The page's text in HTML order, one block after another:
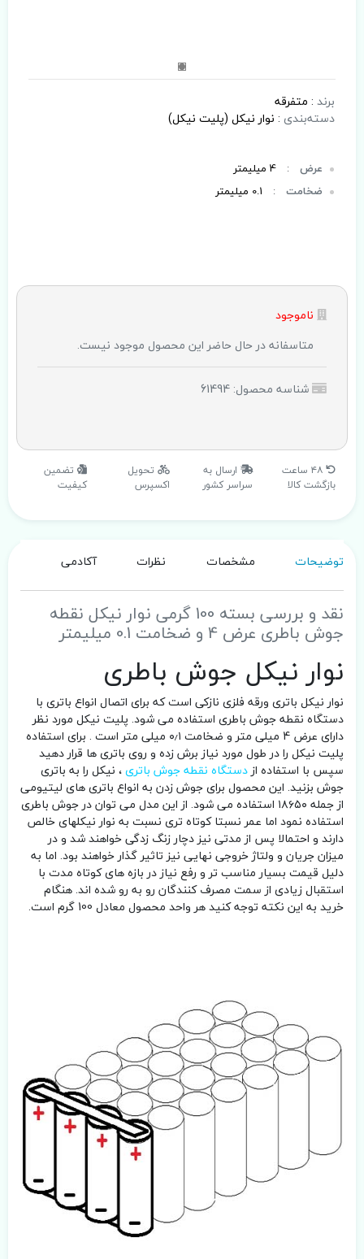
برند : متفرقه
دسته‌بندی : نوار نیکل (پلیت نیکل)
عرض :
4 میلیمتر
ضخامت : 0.1 میلیمتر
ناموجود
متاسفانه در حال حاضر این محصول موجود نیست.
شناسه محصول: 61494
۴۸ ساعت
بازگشت کالا
ارسال به
سراسر کشور
تحویل
اکسپرس
تضمین
کیفیت
توضیحات مشخصات نظرات آکادمی
نقد و بررسی بسته 100 گرمی نوار نیکل نقطه
جوش باطری عرض 4 و ضخامت 0.1 میلیمتر
نوار نیکل جوش باطری
نوار نیکل باتری ورقه فلزی نازکی است که برای اتصال انواع باتری با
دستگاه نقطه جوش باطری استفاده می شود. پلیت نیکل مورد نظر
دارای عرض 4 میلی متر و ضخامت ۰٫۱ میلی متر است . برای استفاده
پلیت نیکل را در طول مورد نیاز برش زده و روی باتری ها قرار دهید
سپس با استفاده از دستگاه نقطه جوش باتری، نیکل را به باتری
جوش بزنید. این محصول برای جوش زدن به انواع باتری های لیتیومی
از جمله ۱۸۶۵۰ استفاده می شود. از این مدل می توان در جوش باطری
استفاده نمود اما عمر نسبتا کوتاه تری نسبت به نوار نیکلهای خالص
دارند و احتمالا پس از مدتی نیز دچار زنگ زدگی خواهند شد و در
میزان جریان و ولتاژ خروجی نهایی نیز تاثیر گذار خواهند بود. اما به
دلیل قیمت بسیار مناسب تر و رفع نیاز در بازه های کوتاه مدت با
استقبال زیادی از سمت مصرف کنندگان رو به رو شده اند. هنگام
خرید به این نکته توجه کنید هر واحد محصول معادل 100 گرم است.